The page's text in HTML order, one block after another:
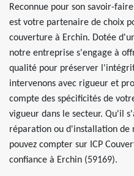
Reconnue pour son savoir-
est votre partenaire de choix
couverture à Erchin. Dotée
notre entreprise s'engage à
qualité pour préserver
intervenons avec rigueur et
compte des spécificités de
vigueur dans le secteur. Qu'il
réparation ou d'installation de
pouvez compter sur ICP
confiance à Erchin (59169).